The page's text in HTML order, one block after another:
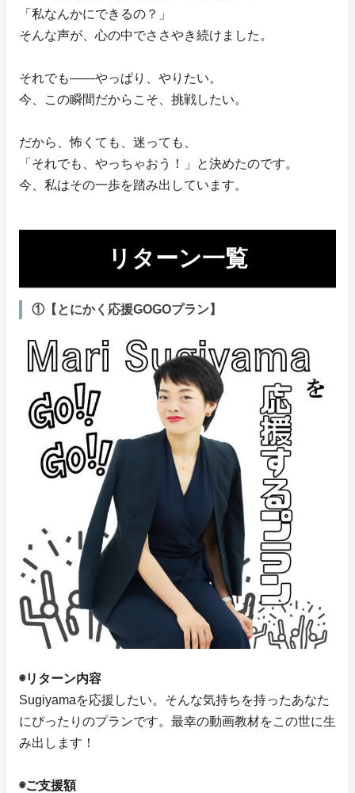
「私なんかにできるの？」
そんな声が、心の中でささやき続けました。
それでも——やっぱり、やりたい。
今、この瞬間だからこそ、挑戦したい。
だから、怖くても、迷っても、
「それでも、やっちゃおう！」と決めたのです。
今、私はその一歩を踏み出しています。
リターン一覧
①【とにかく応援GOGOプラン】
◉リターン内容
Sugiyamaを応援したい。そんな気持ちを持ったあなた
にぴったりのプランです。最幸の動画教材をこの世に生
み出します！
◉ご支援額